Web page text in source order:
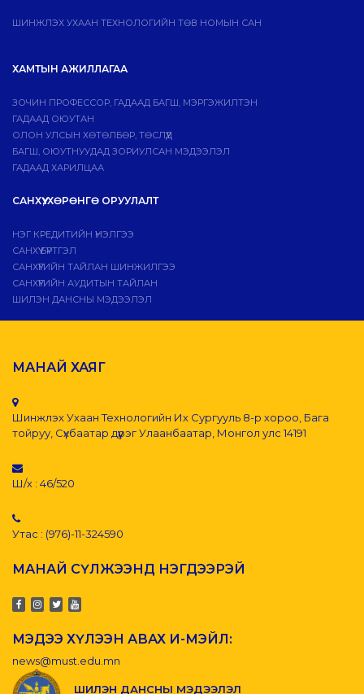
ШИНЖЛЭХ УХААН ТЕХНОЛОГИЙН ТӨВ НОМЫН САН
ХАМТЫН АЖИЛЛАГАА
ЗОЧИН ПРОФЕССОР, ГАДААД БАГШ, МЭРГЭЖИЛТЭН
ГАДААД ОЮУТАН
ОЛОН УЛСЫН ХӨТӨЛБӨР, ТӨСЛҮҮД
БАГШ, ОЮУТНУУДАД ЗОРИУЛСАН МЭДЭЭЛЭЛ
ГАДААД ХАРИЛЦАА
САНХҮҮ, ХӨРӨНГӨ ОРУУЛАЛТ
НЭГ КРЕДИТИЙН ҮНЭЛГЭЭ
САНХҮҮ БҮРТГЭЛ
САНХҮҮГИЙН ТАЙЛАН ШИНЖИЛГЭЭ
САНХҮҮГИЙН АУДИТЫН ТАЙЛАН
ШИЛЭН ДАНСНЫ МЭДЭЭЛЭЛ
МАНАЙ ХАЯГ
Шинжлэх Ухаан Технологийн Их Сургууль 8-р хороо, Бага
тойруу, Сүхбаатар дүүрэг Улаанбаатар, Монгол улс 14191
Ш/х : 46/520
Утас : (976)-11-324590
МАНАЙ СҮЛЖЭЭНД НЭГДЭЭРЭЙ
МЭДЭЭ ХҮЛЭЭН АВАХ И-МЭЙЛ:
news@must.edu.mn
ШИЛЭН ДАНСНЫ МЭДЭЭЛЭЛ